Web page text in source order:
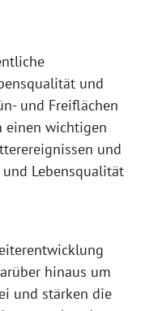
und
und Freiflächen
einen wichtigen
und
Lebensqualität
hinaus um
und stärken die